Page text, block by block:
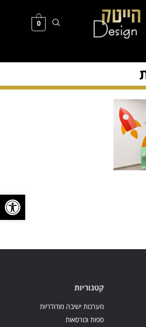
פתח
0
קטגוריות
מערכות ישיבה מודולריות
ספות וכורסאות